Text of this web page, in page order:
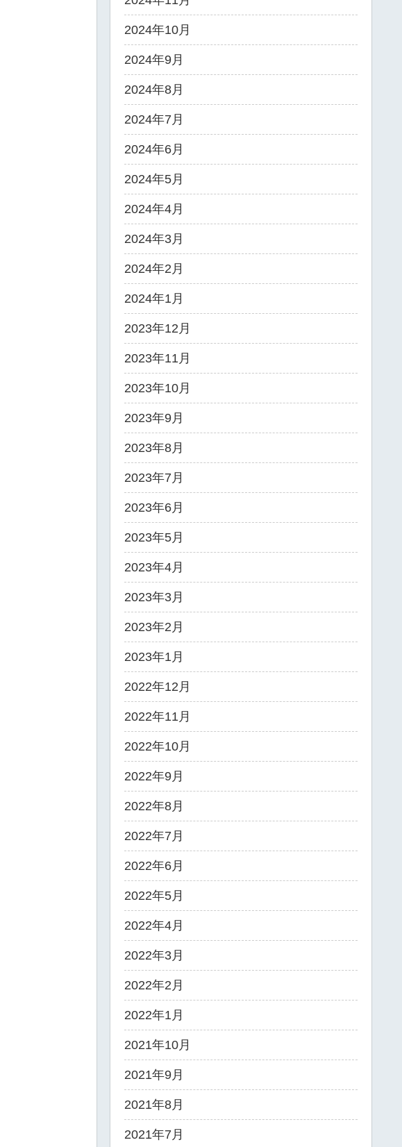
2024年10月
2024年9月
2024年8月
2024年7月
2024年6月
2024年5月
2024年4月
2024年3月
2024年2月
2024年1月
2023年12月
2023年11月
2023年10月
2023年9月
2023年8月
2023年7月
2023年6月
2023年5月
2023年4月
2023年3月
2023年2月
2023年1月
2022年12月
2022年11月
2022年10月
2022年9月
2022年8月
2022年7月
2022年6月
2022年5月
2022年4月
2022年3月
2022年2月
2022年1月
2021年10月
2021年9月
2021年8月
2021年7月